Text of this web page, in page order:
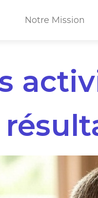
Notre Mission